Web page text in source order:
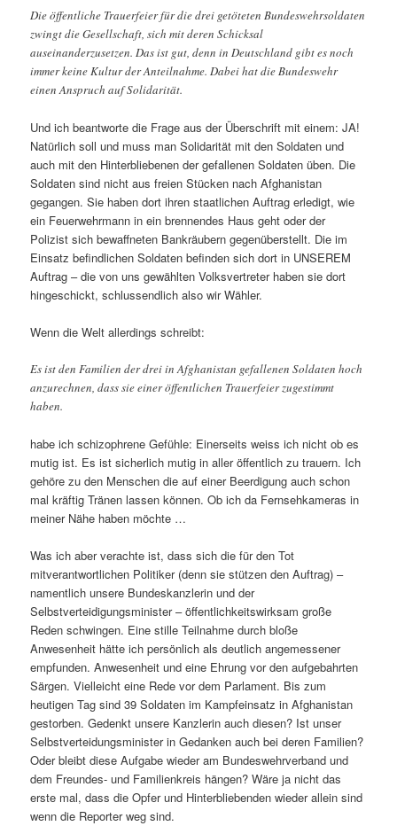
Die öffentliche Trauerfeier für die drei getöteten Bundeswehrsoldaten
zwingt die Gesellschaft, sich mit deren Schicksal
auseinanderzusetzen. Das ist gut, denn in Deutschland gibt es noch
immer keine Kultur der Anteilnahme. Dabei hat die Bundeswehr
einen Anspruch auf Solidarität.
Und ich beantworte die Frage aus der Überschrift mit einem: JA!
Natürlich soll und muss man Solidarität mit den Soldaten und
auch mit den Hinterbliebenen der gefallenen Soldaten üben. Die
Soldaten sind nicht aus freien Stücken nach Afghanistan
gegangen. Sie haben dort ihren staatlichen Auftrag erledigt, wie
ein Feuerwehrmann in ein brennendes Haus geht oder der
Polizist sich bewaffneten Bankräubern gegenüberstellt. Die im
Einsatz befindlichen Soldaten befinden sich dort in UNSEREM
Auftrag – die von uns gewählten Volksvertreter haben sie dort
hingeschickt, schlussendlich also wir Wähler.
Wenn die Welt allerdings schreibt:
Es ist den Familien der drei in Afghanistan gefallenen Soldaten hoch
anzurechnen, dass sie einer öffentlichen Trauerfeier zugestimmt
haben.
habe ich schizophrene Gefühle: Einerseits weiss ich nicht ob es
mutig ist. Es ist sicherlich mutig in aller öffentlich zu trauern. Ich
gehöre zu den Menschen die auf einer Beerdigung auch schon
mal kräftig Tränen lassen können. Ob ich da Fernsehkameras in
meiner Nähe haben möchte …
Was ich aber verachte ist, dass sich die für den Tot
mitverantwortlichen Politiker (denn sie stützen den Auftrag) –
namentlich unsere Bundeskanzlerin und der
Selbstverteidigungsminister – öffentlichkeitswirksam große
Reden schwingen. Eine stille Teilnahme durch bloße
Anwesenheit hätte ich persönlich als deutlich angemessener
empfunden. Anwesenheit und eine Ehrung vor den aufgebahrten
Särgen. Vielleicht eine Rede vor dem Parlament. Bis zum
heutigen Tag sind 39 Soldaten im Kampfeinsatz in Afghanistan
gestorben. Gedenkt unsere Kanzlerin auch diesen? Ist unser
Selbstverteidungsminister in Gedanken auch bei deren Familien?
Oder bleibt diese Aufgabe wieder am Bundeswehrverband und
dem Freundes- und Familienkreis hängen? Wäre ja nicht das
erste mal, dass die Opfer und Hinterbliebenden wieder allein sind
wenn die Reporter weg sind.